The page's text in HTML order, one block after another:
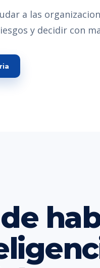
a las
y decidir con